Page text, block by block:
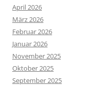
April 2026
März 2026
Februar 2026
Januar 2026
November 2025
Oktober 2025
September 2025